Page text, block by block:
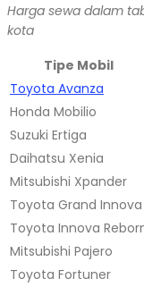
Harga sewa dalam
kota
Tipe Mobil
Toyota Avanza
Honda Mobilio
Suzuki Ertiga
Daihatsu Xenia
Mitsubishi Xpander
Toyota Grand Innova
Toyota Innova
Mitsubishi Pajero
Toyota Fortuner